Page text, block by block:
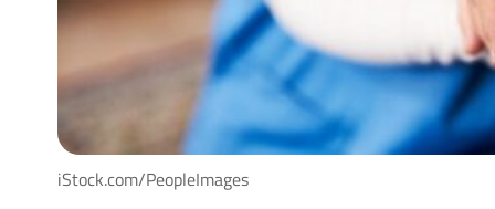
iStock.com/PeopleImages